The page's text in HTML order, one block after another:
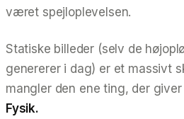
været spejloplevelsen.
Statiske billeder (selv de
genererer i dag) er et massivt
mangler den ene ting, der
Fysik.